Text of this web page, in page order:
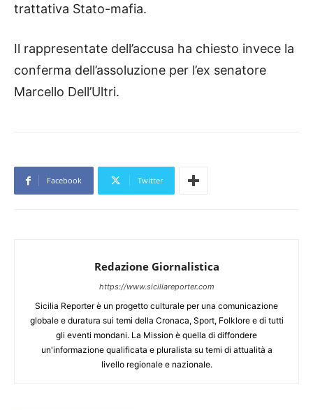
trattativa Stato-mafia.
Il rappresentate dell’accusa ha chiesto invece la
conferma dell’assoluzione per l’ex senatore
Marcello Dell’Ultri.
Facebook Twitter
Redazione Giornalistica
https://www.siciliareporter.com
Sicilia Reporter è un progetto culturale per una comunicazione
globale e duratura sui temi della Cronaca, Sport, Folklore e di tutti
gli eventi mondani. La Mission è quella di diffondere
un'informazione qualificata e pluralista su temi di attualità a
livello regionale e nazionale.